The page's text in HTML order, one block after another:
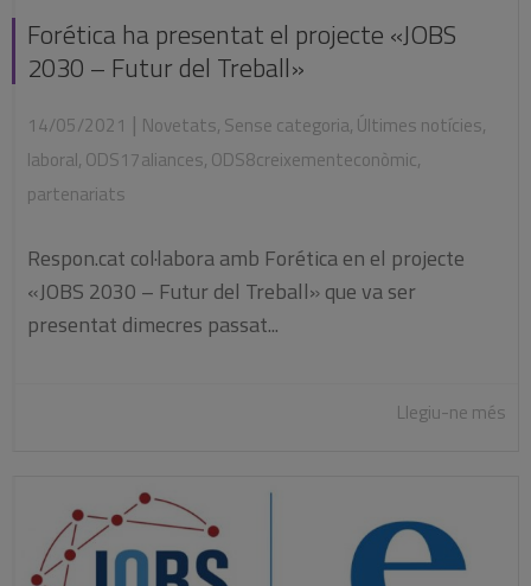
Forética ha presentat el projecte «JOBS
2030 – Futur del Treball»
14/05/2021 | Novetats, Sense categoria, Últimes notícies,
laboral, ODS17aliances, ODS8creixementeconòmic,
partenariats
Respon.cat col·labora amb Forética en el projecte
«JOBS 2030 – Futur del Treball» que va ser
presentat dimecres passat...
Llegiu-ne més